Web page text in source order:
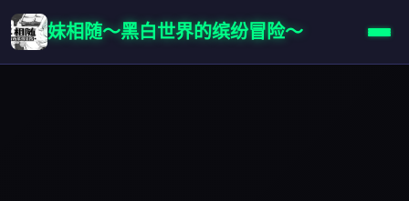
妹相随～黑白世界的缤纷冒险～